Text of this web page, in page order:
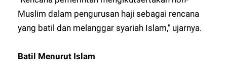
Muslim dalam pengurusan haji sebagai rencana
yang batil dan melanggar syariah Islam," ujarnya.
Batil Menurut Islam